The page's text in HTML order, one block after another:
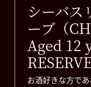
シーバス
ーブ（
Aged 12
RESERVE
お酒好きな方で